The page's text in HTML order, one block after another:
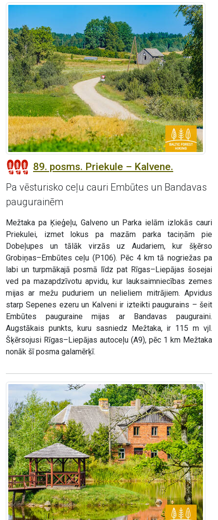
89. posms. Priekule – Kalvene.
Pa vēsturisko ceļu cauri Embūtes un Bandavas
paugurainēm
Mežtaka pa Ķieģeļu, Galveno un Parka ielām izlokās cauri
Priekulei, izmet lokus pa mazām parka taciņām pie
Dobeļupes un tālāk virzās uz Audariem, kur šķērso
Grobiņas–Embūtes ceļu (P106). Pēc 4 km tā nogriežas pa
labi un turpmākajā posmā līdz pat Rīgas–Liepājas šosejai
ved pa mazapdzīvotu apvidu, kur lauksaimniecības zemes
mijas ar mežu puduriem un nelieliem mitrājiem. Apvidus
starp Sepenes ezeru un Kalveni ir izteikti paugurains – šeit
Embūtes pauguraine mijas ar Bandavas pauguraini.
Augstākais punkts, kuru sasniedz Mežtaka, ir 115 m vjl.
Šķērsojusi Rīgas–Liepājas autoceļu (A9), pēc 1 km Mežtaka
nonāk šī posma galamērķī.